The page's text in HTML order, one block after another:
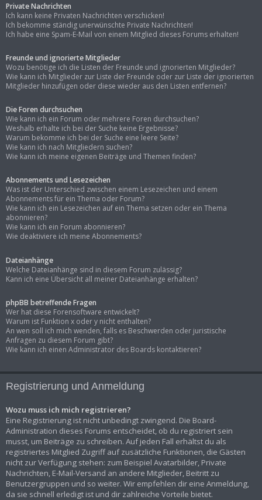
Private Nachrichten
Ich kann keine Privaten Nachrichten verschicken!
Ich bekomme ständig unerwünschte Private Nachrichten!
Ich habe eine Spam-E-Mail von einem Mitglied dieses Forums erhalten!
Freunde und ignorierte Mitglieder
Wozu benötige ich die Listen der Freunde und ignorierten Mitglieder?
Wie kann ich Mitglieder zur Liste der Freunde oder zur Liste der ignorierten
Mitglieder hinzufügen oder diese wieder aus den Listen entfernen?
Die Foren durchsuchen
Wie kann ich ein Forum oder mehrere Foren durchsuchen?
Weshalb erhalte ich bei der Suche keine Ergebnisse?
Warum bekomme ich bei der Suche eine leere Seite?
Wie kann ich nach Mitgliedern suchen?
Wie kann ich meine eigenen Beiträge und Themen finden?
Abonnements und Lesezeichen
Was ist der Unterschied zwischen einem Lesezeichen und einem
Abonnements für ein Thema oder Forum?
Wie kann ich ein Lesezeichen auf ein Thema setzen oder ein Thema
abonnieren?
Wie kann ich ein Forum abonnieren?
Wie deaktiviere ich meine Abonnements?
Dateianhänge
Welche Dateianhänge sind in diesem Forum zulässig?
Kann ich eine Übersicht all meiner Dateianhänge erhalten?
phpBB betreffende Fragen
Wer hat diese Forensoftware entwickelt?
Warum ist Funktion x oder y nicht enthalten?
An wen soll ich mich wenden, falls es Beschwerden oder juristische
Anfragen zu diesem Forum gibt?
Wie kann ich einen Administrator des Boards kontaktieren?
Registrierung und Anmeldung
Wozu muss ich mich registrieren?
Eine Registrierung ist nicht unbedingt zwingend. Die Board-
Administration dieses Forums entscheidet, ob du registriert sein
musst, um Beiträge zu schreiben. Auf jeden Fall erhältst du als
registriertes Mitglied Zugriff auf zusätzliche Funktionen, die Gästen
nicht zur Verfügung stehen: zum Beispiel Avatarbilder, Private
Nachrichten, E-Mail-Versand an andere Mitglieder, Beitritt zu
Benutzergruppen und so weiter. Wir empfehlen dir eine Anmeldung,
da sie schnell erledigt ist und dir zahlreiche Vorteile bietet.